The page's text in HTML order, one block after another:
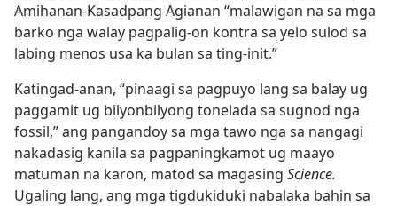
Amihanan-Kasadpang Agianan “malawigan na sa mga
barko nga walay pagpalig-on kontra sa yelo sulod sa
labing menos usa ka bulan sa ting-init.”
Katingad-anan, “pinaagi sa pagpuyo lang sa balay ug
paggamit ug bilyonbilyong tonelada sa sugnod nga
fossil,” ang pangandoy sa mga tawo nga sa nangagi
nakadasig kanila sa pagpaningkamot ug maayo
matuman na karon, matod sa magasing Science.
Ugaling lang, ang mga tigdukiduki nabalaka bahin sa